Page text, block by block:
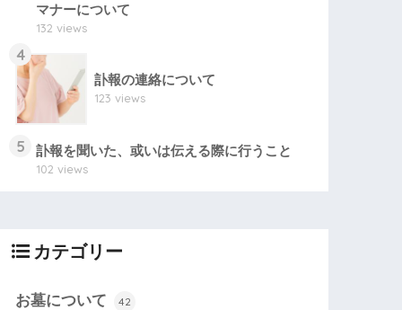
マナーについて
132 views
4
訃報の連絡について
123 views
5 訃報を聞いた、或いは伝える際に行うこと
102 views
カテゴリー
お墓について 42